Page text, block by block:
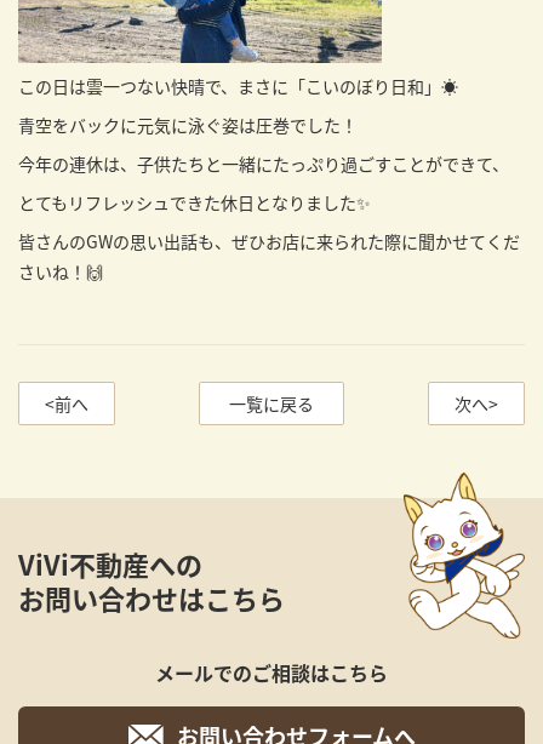
この日は雲一つない快晴で、まさに「こいのぼり日和」☀️
青空をバックに元気に泳ぐ姿は圧巻でした！
今年の連休は、子供たちと一緒にたっぷり過ごすことができて、
とてもリフレッシュできた休日となりました✨
皆さんのGWの思い出話も、ぜひお店に来られた際に聞かせてくだ
さいね！🙌
<前へ 一覧に戻る 次へ>
ViVi不動産への
お問い合わせはこちら
メールでのご相談はこちら
お問い合わせフォームへ